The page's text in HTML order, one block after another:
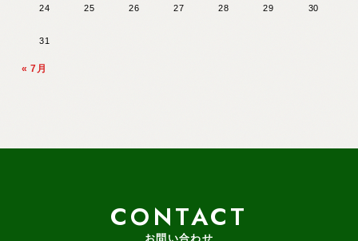
24 25 26 27 28 29 30
31
« 7月
CONTACT
お問い合わせ